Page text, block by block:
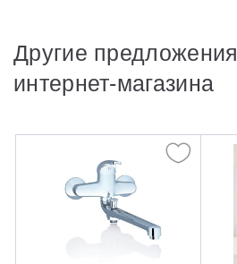
Другие предложения
интернет-магазина